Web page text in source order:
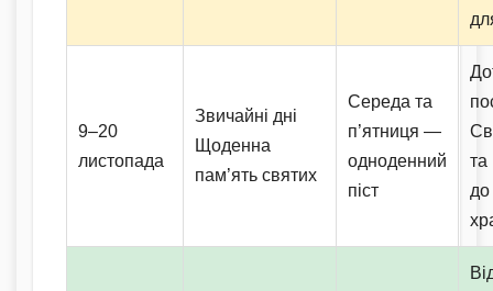
9–20
листопада
Звичайні дні
Щоденна
пам’ять святих
Середа та
п’ятниця —
одноденний
піст
та